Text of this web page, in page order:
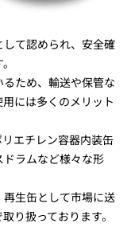
て認められ、安全確
ため、輸送や保管な
には多くのメリット
エチレン容器内装缶
ドラムなど様々な形
生缶として市場に送
り扱っております。